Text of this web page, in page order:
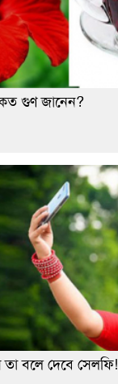
গুণ জানেন?
বলে দেবে সেলফি!